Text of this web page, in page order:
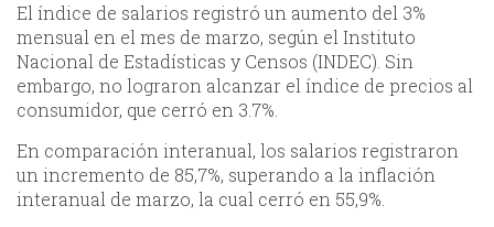
El índice de salarios registró un aumento del 3%
mensual en el mes de marzo, según el Instituto
Nacional de Estadísticas y Censos (INDEC). Sin
embargo, no lograron alcanzar el índice de precios al
consumidor, que cerró en 3.7%.
En comparación interanual, los salarios registraron
un incremento de 85,7%, superando a la inflación
interanual de marzo, la cual cerró en 55,9%.